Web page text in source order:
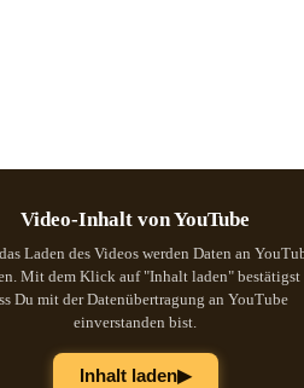
Video-Inhalt von YouTube
Laden des Videos werden Daten an
Mit dem Klick auf "Inhalt laden" bestätigst
Du mit der Datenübertragung an YouTube
einverstanden bist.
Inhalt laden▶